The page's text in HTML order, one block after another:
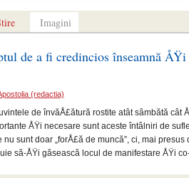
Imagini
de a fi credincios înseamnă
(redactia)
de învăÅ£ătură rostite atât sâmbătă
ÅŸi necesare sunt aceste întâlniri de
nu sunt doar „forÅ£ă de muncă”, ci, mai
să-ÅŸi găsească locul de manifestare ÅŸi